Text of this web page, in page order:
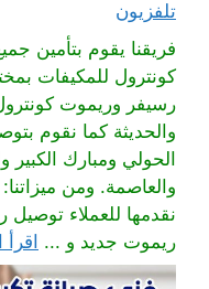
تلفزيون
فريقنا يقوم بتأمين
كونترول للمكيفات
رسيفر وريموت
والحديثة كما نقوم
الحولي ومبارك الكبير
والعاصمة. ومن
نقدمها للعملاء
ريموت جديد و ... اقرأ